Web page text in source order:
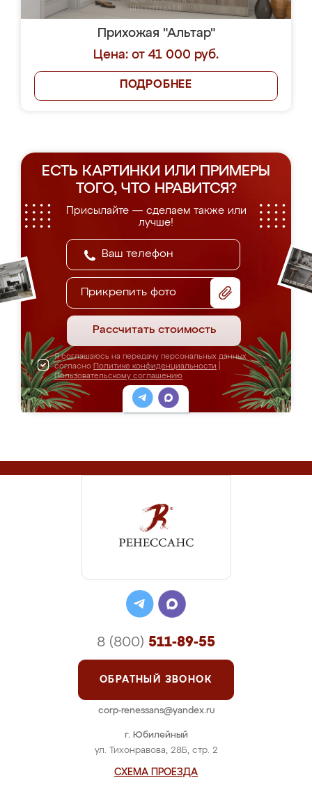
Прихожая "Альтар"
Цена: от 41 000 руб.
ПОДРОБНЕЕ
ЕСТЬ КАРТИНКИ ИЛИ ПРИМЕРЫ
ТОГО, ЧТО НРАВИТСЯ?
Присылайте — сделаем также или
лучше!
Прикрепить фото
Рассчитать стоимость
Я соглашаюсь на передачу персональных данных
согласно Политике конфиденциальности
Пользовательскому соглашению
г. Юбилейный
ул. Тихонравова, 28Б, стр. 2
СХЕМА ПРОЕЗДА
8 (800) 511-89-55
ОБРАТНЫЙ ЗВОНОК
corp-renessans@yandex.ru